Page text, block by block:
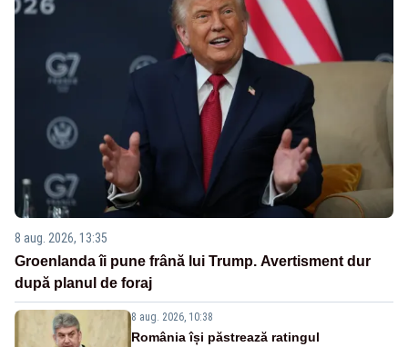
8 aug. 2026, 13:35
Groenlanda îi pune frână lui Trump. Avertisment dur
după planul de foraj
8 aug. 2026, 10:38
România își păstrează ratingul